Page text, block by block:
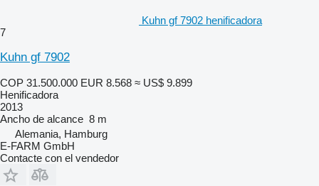
Kuhn gf 7902 henificadora
7
Kuhn gf 7902
COP 31.500.000 EUR 8.568 ≈ US$ 9.899
Henificadora
2013
Ancho de alcance 8 m
Alemania, Hamburg
E-FARM GmbH
Contacte con el vendedor